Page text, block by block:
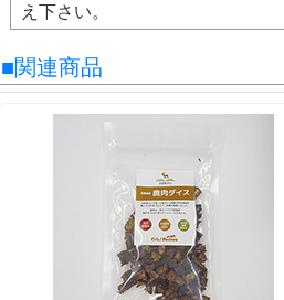
え下さい。
■関連商品